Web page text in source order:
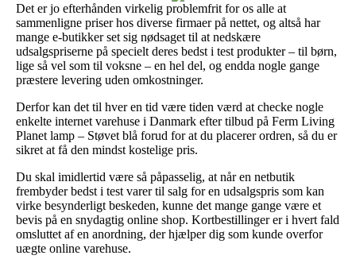
Det er jo efterhånden virkelig problemfrit for os alle at
sammenligne priser hos diverse firmaer på nettet, og altså har
mange e-butikker set sig nødsaget til at nedskære
udsalgspriserne på specielt deres bedst i test produkter – til børn,
lige så vel som til voksne – en hel del, og endda nogle gange
præstere levering uden omkostninger.
Derfor kan det til hver en tid være tiden værd at checke nogle
enkelte internet varehuse i Danmark efter tilbud på Ferm Living
Planet lamp – Støvet blå forud for at du placerer ordren, så du er
sikret at få den mindst kostelige pris.
Du skal imidlertid være så påpasselig, at når en netbutik
frembyder bedst i test varer til salg for en udsalgspris som kan
virke besynderligt beskeden, kunne det mange gange være et
bevis på en snydagtig online shop. Kortbestillinger er i hvert fald
omsluttet af en anordning, der hjælper dig som kunde overfor
uægte online varehuse.